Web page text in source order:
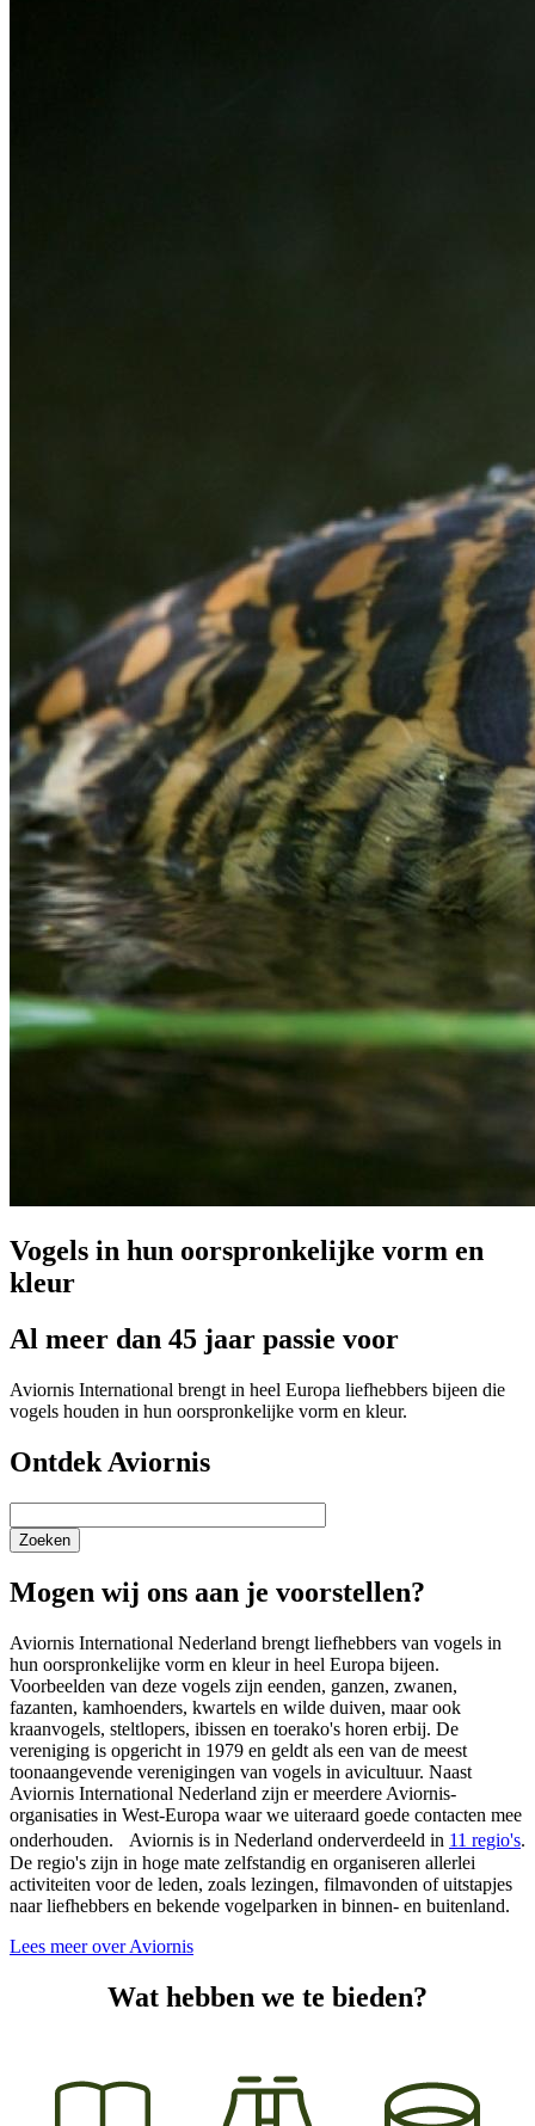
Vogels in hun oorspronkelijke vorm en
kleur
Al meer dan 45 jaar passie voor
Aviornis International brengt in heel Europa liefhebbers bijeen die
vogels houden in hun oorspronkelijke vorm en kleur.
Ontdek Aviornis
Mogen wij ons aan je voorstellen?
Aviornis International Nederland brengt liefhebbers van vogels in
hun oorspronkelijke vorm en kleur in heel Europa bijeen.
Voorbeelden van deze vogels zijn eenden, ganzen, zwanen,
fazanten, kamhoenders, kwartels en wilde duiven, maar ook
kraanvogels, steltlopers, ibissen en toerako's horen erbij. De
vereniging is opgericht in 1979 en geldt als een van de meest
toonaangevende verenigingen van vogels in avicultuur. Naast
Aviornis International Nederland zijn er meerdere Aviornis-
organisaties in West-Europa waar we uiteraard goede contacten mee
onderhouden. Aviornis is in Nederland onderverdeeld in 11 regio's.
De regio's zijn in hoge mate zelfstandig en organiseren allerlei
activiteiten voor de leden, zoals lezingen, filmavonden of uitstapjes
naar liefhebbers en bekende vogelparken in binnen- en buitenland.
Lees meer over Aviornis
Wat hebben we te bieden?